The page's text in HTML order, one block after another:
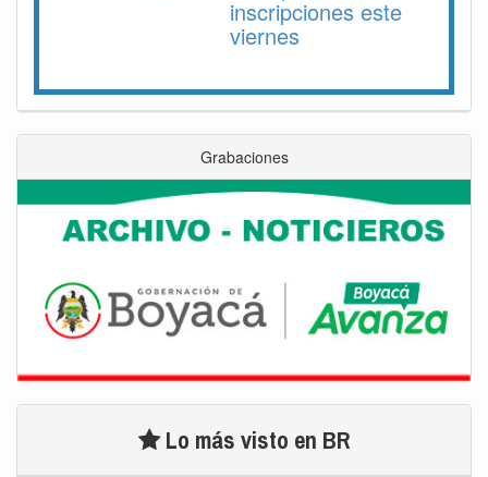
inscripciones este
viernes
Grabaciones
Lo más visto en BR